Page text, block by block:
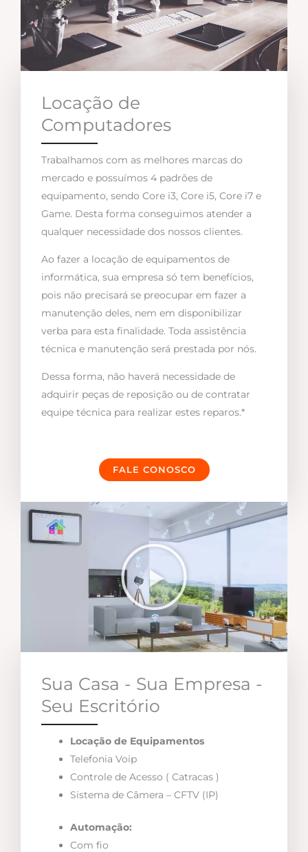
Locação de
Computadores
Trabalhamos com as melhores marcas do
mercado e possuímos 4 padrões de
equipamento, sendo Core i3, Core i5, Core i7 e
Game. Desta forma conseguimos atender a
qualquer necessidade dos nossos clientes.
Ao fazer a locação de equipamentos de
informática, sua empresa só tem benefícios,
pois não precisará se preocupar em fazer a
manutenção deles, nem em disponibilizar
verba para esta finalidade. Toda assistência
técnica e manutenção será prestada por nós.
Dessa forma, não haverá necessidade de
adquirir peças de reposição ou de contratar
equipe técnica para realizar estes reparos.*
FALE CONOSCO
Sua Casa - Sua Empresa -
Seu Escritório
Locação de Equipamentos
Telefonia Voip
Controle de Acesso ( Catracas )
Sistema de Câmera – CFTV (IP)
Automação:
Com fio